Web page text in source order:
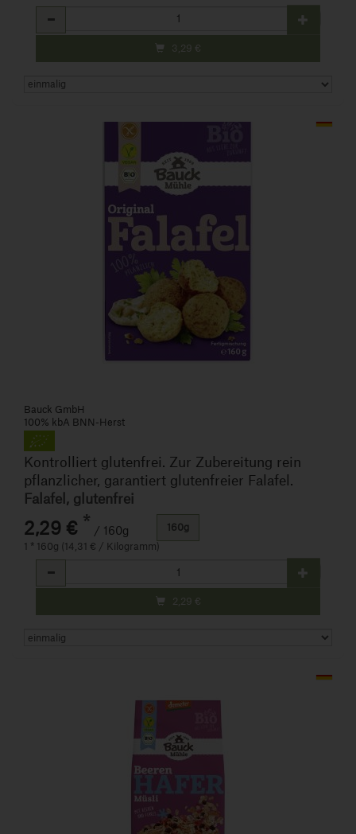
Anzahl
3,29 €
Bauck GmbH
100% kbA BNN-Herst
Kontrolliert glutenfrei. Zur Zubereitung rein
pflanzlicher, garantiert glutenfreier Falafel.
Falafel, glutenfrei
2,29 € * / 160g
1 * 160g (14,31 € / Kilogramm)
160g
Anzahl
2,29 €